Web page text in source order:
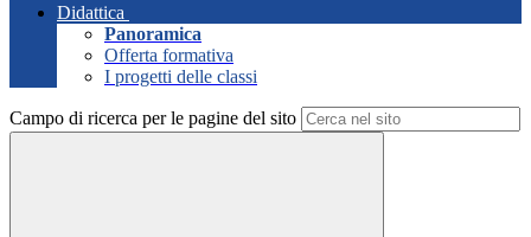
Didattica
Panoramica
Offerta formativa
I progetti delle classi
Campo di ricerca per le pagine del sito